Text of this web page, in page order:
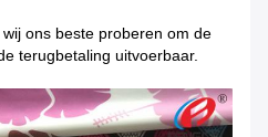
ons beste proberen om de
terugbetaling uitvoerbaar.